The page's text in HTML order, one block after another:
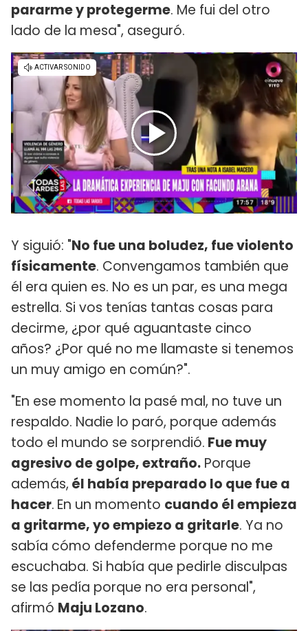
pararme y protegerme. Me fui del otro
lado de la mesa", aseguró.
Y siguió: "No fue una boludez, fue violento
físicamente. Convengamos también que
él era quien es. No es un par, es una mega
estrella. Si vos tenías tantas cosas para
decirme, ¿por qué aguantaste cinco
años? ¿Por qué no me llamaste si tenemos
un muy amigo en común?".
"En ese momento la pasé mal, no tuve un
respaldo. Nadie lo paró, porque además
todo el mundo se sorprendió. Fue muy
agresivo de golpe, extraño. Porque
además, él había preparado lo que fue a
hacer. En un momento cuando él empieza
a gritarme, yo empiezo a gritarle. Ya no
sabía cómo defenderme porque no me
escuchaba. Si había que pedirle disculpas
se las pedía porque no era personal",
afirmó Maju Lozano.